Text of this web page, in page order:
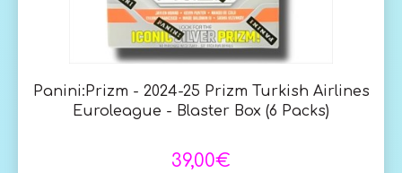
Panini:Prizm - 2024-25 Prizm Turkish Airlines
Euroleague - Blaster Box (6 Packs)
39,00€